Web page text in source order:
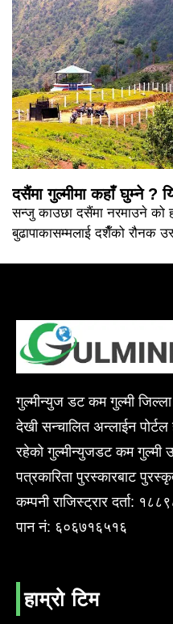
दसैंमा गुल्मीमा कहाँ घुम्ने ?
सन्जु काउछा दसैंमा नरमाउने को
बुढापाकासम्मलाई दशैँको रौनक
गुल्मीन्युज डट कम गुल्मी
देखी सन्चालित अन्लाईन
रहेको गुल्मीन्युजडट कम गुल्मी
पत्रकारिता पुरस्कारबाट
कम्पनी राजिस्ट्रार दर्ता:
पान नं: ६०६७१६५१६
हाम्रो टिम